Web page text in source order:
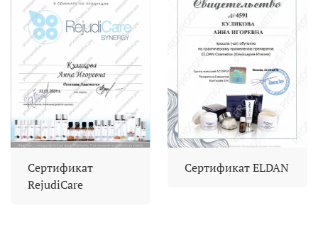
Сертификат
RejudiCare
Сертификат ELDAN